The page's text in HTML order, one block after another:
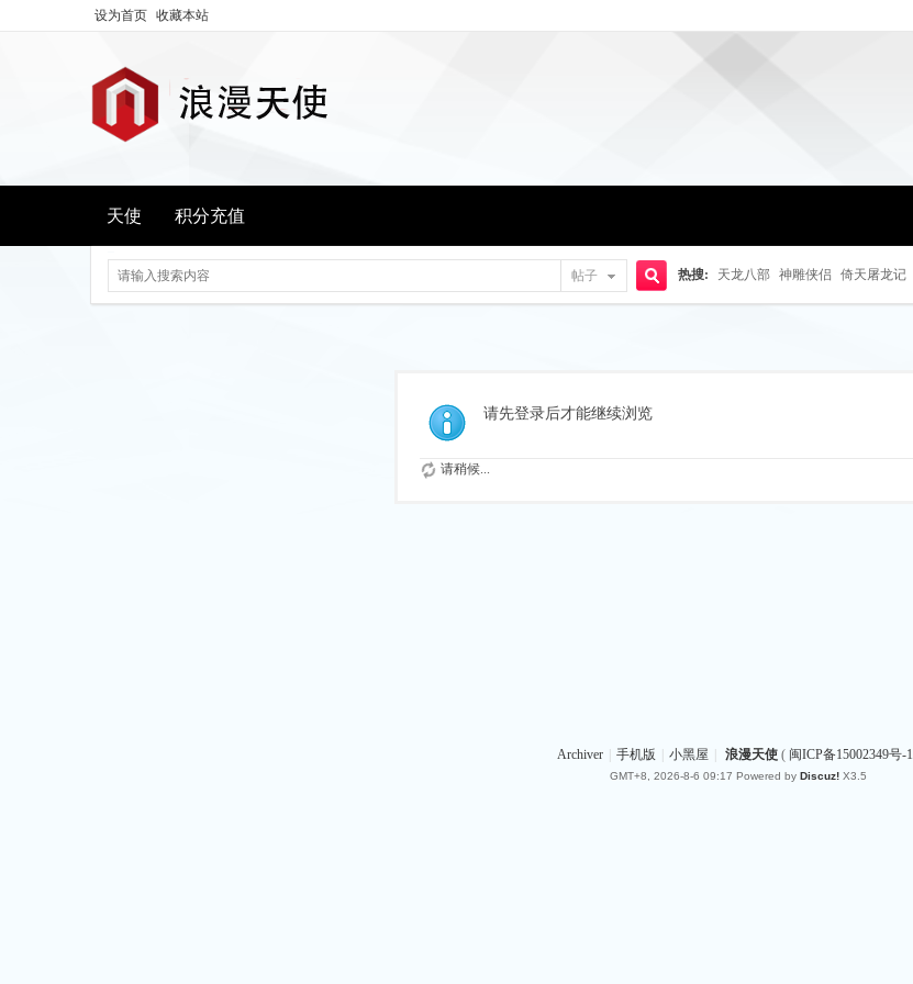
设为首页 收藏本站
天使 积分充值
帖子 热搜: 天龙八部 神雕侠侣 倚天屠龙记
请先登录后才能继续浏览
请稍候...
Archiver 手机版 小黑屋 浪漫天使( 闽ICP备15002349号-1
GMT+8, 2026-8-6 09:17 Powered by Discuz! X3.5